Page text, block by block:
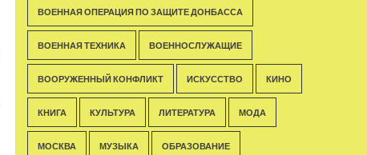
ВОЕННАЯ ОПЕРАЦИЯ ПО ЗАЩИТЕ ДОНБАССА
ВОЕННАЯ ТЕХНИКА ВОЕННОСЛУЖАЩИЕ
ВООРУЖЕННЫЙ КОНФЛИКТ ИСКУССТВО КИНО
КНИГА КУЛЬТУРА ЛИТЕРАТУРА МОДА
МОСКВА МУЗЫКА ОБРАЗОВАНИЕ